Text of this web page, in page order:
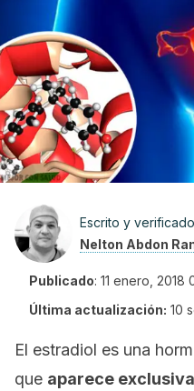
Escrito y
Nelton Abdon
Publicado: 11 enero, 2018
Última actualización: 10
El estradiol es una
que aparece